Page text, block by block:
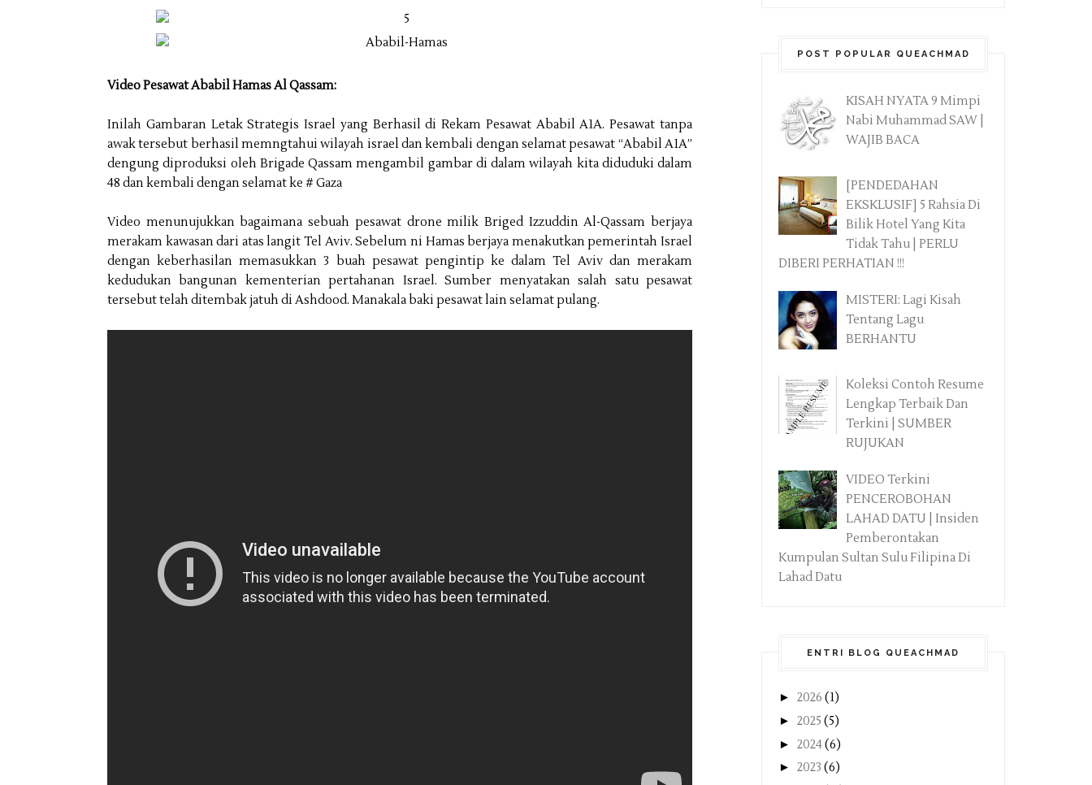
Video Pesawat Ababil Hamas Al Qassam:
Inilah Gambaran Letak Strategis Israel yang Berhasil di Rekam Pesawat Ababil A1A. Pesawat tanpa
awak tersebut berhasil memngtahui wilayah israel dan kembali dengan selamat pesawat “Ababil A1A”
dengung diproduksi oleh Brigade Qassam mengambil gambar di dalam wilayah kita diduduki dalam
48 dan kembali dengan selamat ke # Gaza
Video menunujukkan bagaimana sebuah pesawat drone milik Briged Izzuddin Al-Qassam berjaya
merakam kawasan dari atas langit Tel Aviv. Sebelum ni Hamas berjaya menakutkan pemerintah Israel
dengan keberhasilan memasukkan 3 buah pesawat pengintip ke dalam Tel Aviv dan merakam
kedudukan bangunan kementerian pertahanan Israel. Sumber menyatakan salah satu pesawat
tersebut telah ditembak jatuh di Ashdood. Manakala baki pesawat lain selamat pulang.
POST POPULAR QUEACHMAD
KISAH NYATA 9 Mimpi
Nabi Muhammad SAW |
WAJIB BACA
[PENDEDAHAN
EKSKLUSIF] 5 Rahsia Di
Bilik Hotel Yang Kita
Tidak Tahu | PERLU
DIBERI PERHATIAN !!!
MISTERI: Lagi Kisah
Tentang Lagu
BERHANTU
Koleksi Contoh Resume
Lengkap Terbaik Dan
Terkini | SUMBER
RUJUKAN
VIDEO Terkini
PENCEROBOHAN
LAHAD DATU | Insiden
Pemberontakan
Kumpulan Sultan Sulu Filipina Di
Lahad Datu
ENTRI BLOG QUEACHMAD
► 2026 (1)
► 2025 (5)
► 2024(6)
► 2023 (6)